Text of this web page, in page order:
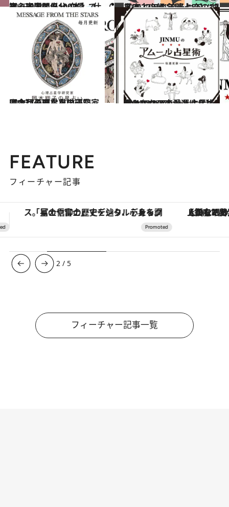
2025.9.28
【心理テスト100本】で知る本当の自分 恋愛、仕事、人間関係…
占い 2021.12.15
【2022年の年間占い】“視える占い師”流光七奈の12星座占い
占い
2026.7.31
【今月のあなたの運勢は？】心理占星学研究家 岡本翔子の星占い
占い 2024.6.15
【あなたの恋愛運は？】JINMUのアムール占星術 愛とエロスのジンムリズム
占い
FEATURE
フィーチャー記事
【銀座で出合う最旬美容】美髪ケアや上質な眠り…セルフケアのアップデートから、特別な名入れギフトまで。大人のための「ReFa GINZA」クルーズ ヴァシュロン・コンスタンタ
3 / 5
フィーチャー記事一覧